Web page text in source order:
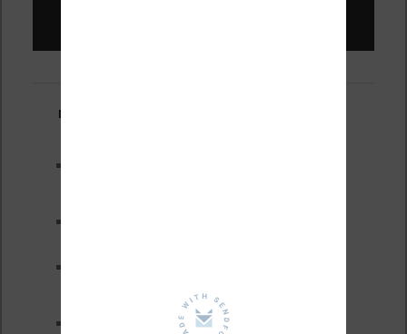
Derniers articles :
chères ?
XTEINK X4 Pro : tactile et